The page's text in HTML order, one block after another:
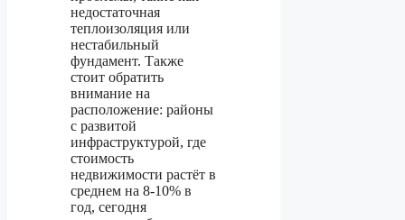
недостаточная
теплоизоляция или
нестабильный
фундамент. Также
стоит обратить
внимание на
расположение: районы
с развитой
инфраструктурой, где
стоимость
недвижимости растёт в
среднем на 8-10% в
год, сегодня